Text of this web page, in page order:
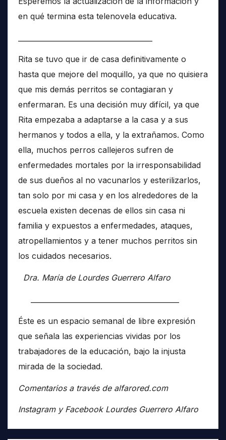
en qué termina esta telenovela educativa.
Rita se tuvo que ir de casa definitivamente o
hasta que mejore del moquillo, ya que no quisiera
que mis demás perritos se contagiaran y
enfermaran. Es una decisión muy difícil, ya que
Rita empezaba a adaptarse a la casa y a sus
hermanos y todos a ella, y la extrañamos. Como
ella, muchos perros callejeros sufren de
enfermedades mortales por la irresponsabilidad
de sus dueños al no vacunarlos y esterilizarlos,
tan solo por mi casa y en los alrededores de la
escuela existen decenas de ellos sin casa ni
familia y expuestos a enfermedades, ataques,
atropellamientos y a tener muchos perritos sin
los cuidados necesarios.
Dra. María de Lourdes Guerrero Alfaro
Éste es un espacio semanal de libre expresión
que señala las experiencias vividas por los
trabajadores de la educación, bajo la injusta
mirada de la sociedad.
Comentarios a través de alfarored.com
Instagram y Facebook Lourdes Guerrero Alfaro